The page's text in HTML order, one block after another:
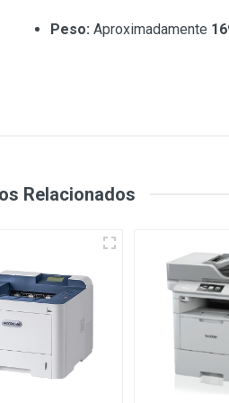
Peso: Aproximadamente
Relacionados